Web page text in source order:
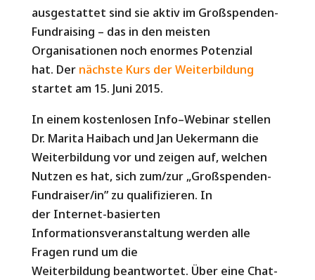
ausgestattet sind sie aktiv im Großspenden-
Fundraising – das in den meisten
Organisationen noch enormes Potenzial
hat. Der nächste Kurs der Weiterbildung
startet am 15. Juni 2015.
In einem kostenlosen Info–Webinarstellen
Dr. Marita Haibach und Jan Uekermann die
Weiterbildung vor und zeigen auf, welchen
Nutzen es hat, sich zum/zur „Großspenden-
Fundraiser/in” zu qualifizieren. In
der Internet-basierten
Informationsveranstaltung werden alle
Fragen rund um die
Weiterbildung beantwortet. Über eine Chat-